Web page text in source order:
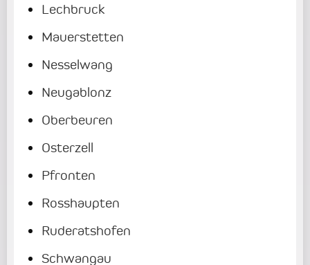
Lechbruck
Mauerstetten
Nesselwang
Neugablonz
Oberbeuren
Osterzell
Pfronten
Rosshaupten
Ruderatshofen
Schwangau